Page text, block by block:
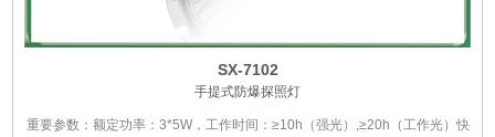
SX-7102
手提式防爆探照灯
重要参数：额定功率：3*5W，工作时间：≥10h（强光）,≥20h（工作光）快